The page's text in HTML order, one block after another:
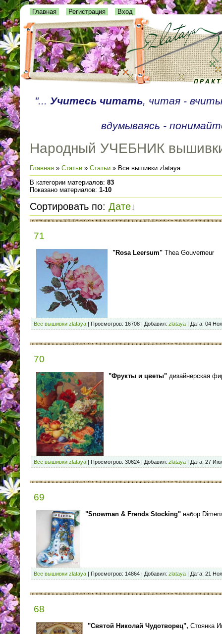
Главная Регистрация Вход
"... Учитесь читать, читая -
вдумываясь -
Народный УЧЕБНИК
Главная » Статьи » Статьи » Все вышивки zlataya
В категории материалов: 83
Показано материалов: 1-10
Сортировать по: Дате
71
"Rosa Leersum" Thea Gouverneur
Все вышивки zlataya | Просмотров: 16708 | Добавил: zlataya | Дата: 04
70
"Фрукты и цветы" дизайнерская
Все вышивки zlataya | Просмотров: 30624 | Добавил: zlataya | Дата: 27
69
"Snowman & Frends Stocking" набор
Все вышивки zlataya | Просмотров: 14864 | Добавил: zlataya | Дата: 21
68
"Святой Николай Чудотворец",Стоянка